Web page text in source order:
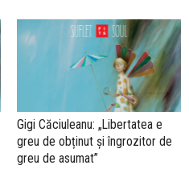
Gigi Căciuleanu: „Libertatea e
greu de obținut și îngrozitor de
greu de asumat”